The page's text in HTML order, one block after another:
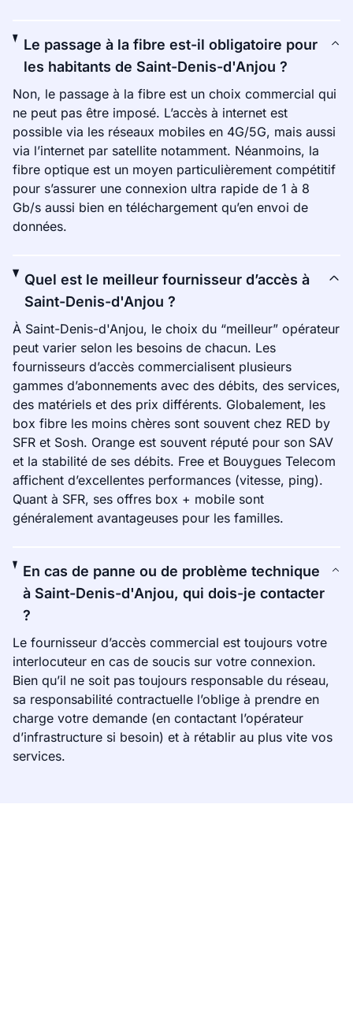
Le passage à la fibre est-il obligatoire pour
les habitants de Saint-Denis-d'Anjou ?
Non, le passage à la fibre est un choix commercial qui
ne peut pas être imposé. L’accès à internet est
possible via les réseaux mobiles en 4G/5G, mais aussi
via l’internet par satellite notamment. Néanmoins, la
fibre optique est un moyen particulièrement compétitif
pour s’assurer une connexion ultra rapide de 1 à 8
Gb/s aussi bien en téléchargement qu’en envoi de
données.
Quel est le meilleur fournisseur d’accès à
Saint-Denis-d'Anjou ?
À Saint-Denis-d'Anjou, le choix du “meilleur” opérateur
peut varier selon les besoins de chacun. Les
fournisseurs d’accès commercialisent plusieurs
gammes d’abonnements avec des débits, des services,
des matériels et des prix différents. Globalement, les
box fibre les moins chères sont souvent chez RED by
SFR et Sosh. Orange est souvent réputé pour son SAV
et la stabilité de ses débits. Free et Bouygues Telecom
affichent d’excellentes performances (vitesse, ping).
Quant à SFR, ses offres box + mobile sont
généralement avantageuses pour les familles.
En cas de panne ou de problème technique
à Saint-Denis-d'Anjou, qui dois-je contacter
?
Le fournisseur d’accès commercial est toujours votre
interlocuteur en cas de soucis sur votre connexion.
Bien qu’il ne soit pas toujours responsable du réseau,
sa responsabilité contractuelle l’oblige à prendre en
charge votre demande (en contactant l’opérateur
d’infrastructure si besoin) et à rétablir au plus vite vos
services.